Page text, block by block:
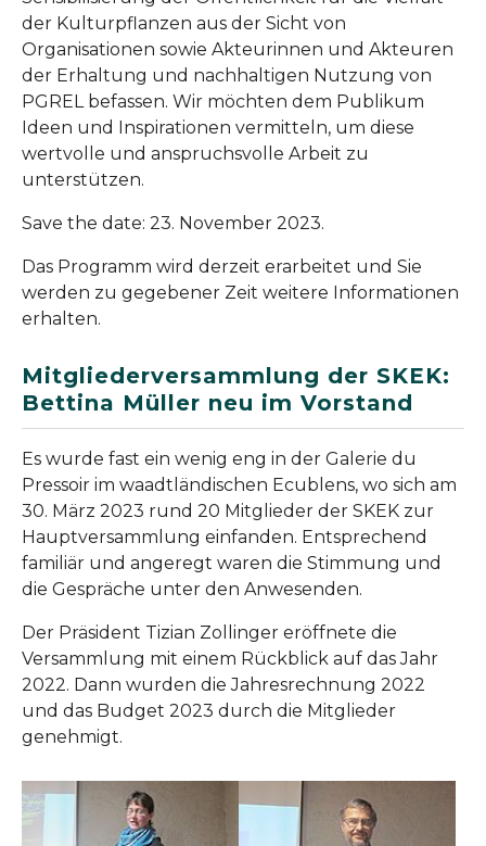
der Kulturpflanzen aus der Sicht von
Organisationen sowie Akteurinnen und Akteuren
der Erhaltung und nachhaltigen Nutzung von
PGREL befassen. Wir möchten dem Publikum
Ideen und Inspirationen vermitteln, um diese
wertvolle und anspruchsvolle Arbeit zu
unterstützen.
Save the date: 23. November 2023.
Das Programm wird derzeit erarbeitet und Sie
werden zu gegebener Zeit weitere Informationen
erhalten.
Mitgliederversammlung der SKEK:
Bettina Müller neu im Vorstand
Es wurde fast ein wenig eng in der Galerie du
Pressoir im waadtländischen Ecublens, wo sich am
30. März 2023 rund 20 Mitglieder der SKEK zur
Hauptversammlung einfanden. Entsprechend
familiär und angeregt waren die Stimmung und
die Gespräche unter den Anwesenden.
Der Präsident Tizian Zollinger eröffnete die
Versammlung mit einem Rückblick auf das Jahr
2022. Dann wurden die Jahresrechnung 2022
und das Budget 2023 durch die Mitglieder
genehmigt.